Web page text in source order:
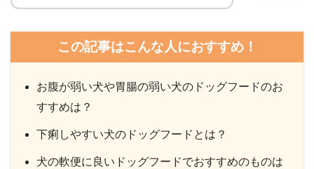
この記事はこんな人におすすめ！
お腹が弱い犬や胃腸の弱い犬のドッグフードのお
すすめは？
下痢しやすい犬のドッグフードとは？
犬の軟便に良いドッグフードでおすすめのものは